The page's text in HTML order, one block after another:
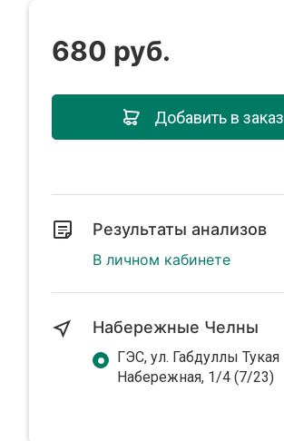
680 руб.
Добавить в заказ
Результаты анализов
В личном кабинете
Набережные Челны
ГЭС, ул. Габдуллы Тукая
Набережная, 1/4 (7/23)